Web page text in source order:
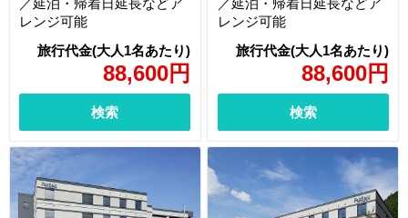
88,600円
／延泊・帰着日延長などア
レンジ可能
検索
88,600円
／延泊・帰着日延長などア
レンジ可能
検索